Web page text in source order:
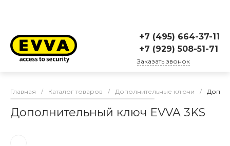
+7 (495) 664-37-11
+7 (929) 508-51-71
Заказать звонок
Главная / Каталог товаров / Дополнительные ключи /
Дополнительный ключ EVVA 3KS